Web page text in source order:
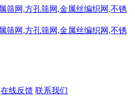
在线反馈 联系我们